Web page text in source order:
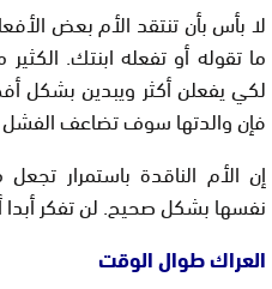
لا بأس بأن تنتقد الأم بعض
ما تقوله أو تفعله ابنتك.
لكي يفعلن أكثر ويبدين بشكل
فإن والدتها سوف تضاعف
إن الأم الناقدة باستمرار
نفسها بشكل صحيح. لن تفكر أبدا
العراك طوال الوقت